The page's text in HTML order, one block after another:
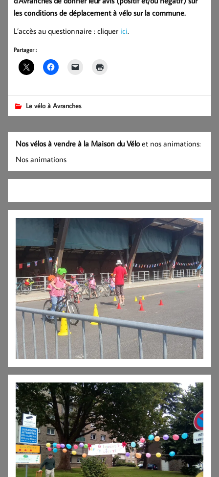
les conditions de déplacement à vélo sur la commune.
L’accès au questionnaire : cliquer ici.
Partager :
Le vélo à Avranches
Nos vélos à vendre à la Maison du Véloet nos animations:
Nos animations